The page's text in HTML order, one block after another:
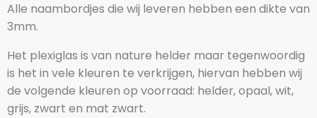
Alle naambordjes die wij leveren hebben een dikte van
3mm.
Het plexiglas is van nature helder maar tegenwoordig
is het in vele kleuren te verkrijgen, hiervan hebben wij
de volgende kleuren op voorraad: helder, opaal, wit,
grijs, zwart en mat zwart.